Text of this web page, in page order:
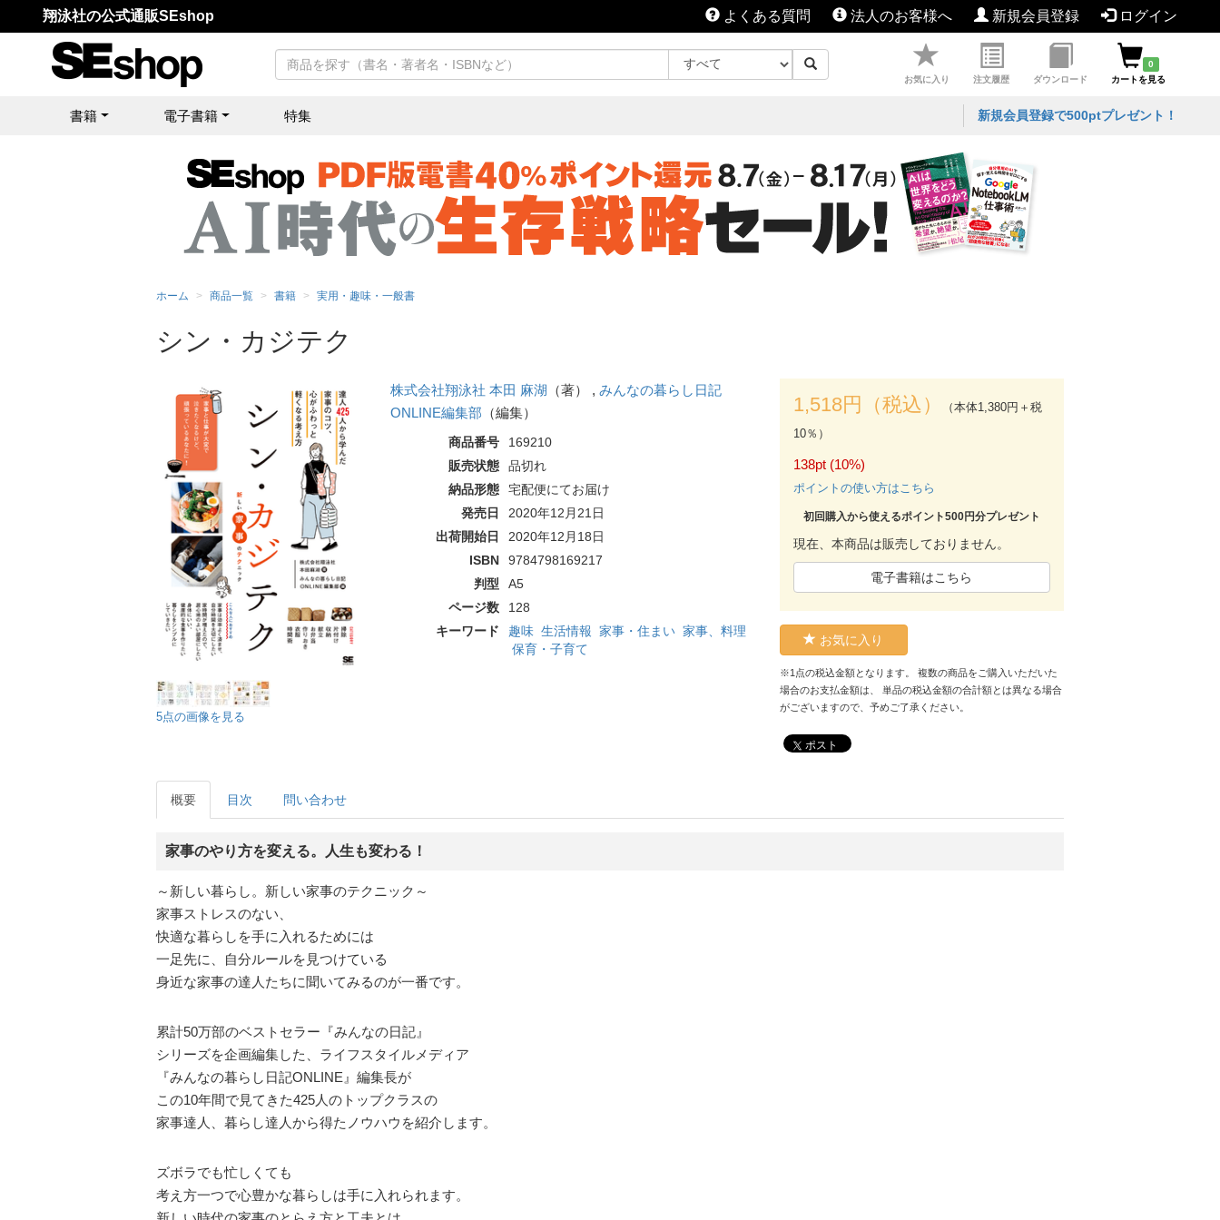
翔泳社の公式通販SEshop よくある質問 法人のお客様へ 新規会員登録 ログイン
お気に入り 注文履歴 ダウンロード
0
カートを見る
書籍 電子書籍 特集 新規会員登録で500ptプレゼント！
ホーム 商品一覧 書籍 実用・趣味・一般書
シン・カジテク
5点の画像を見る
株式会社翔泳社 本田 麻湖 （著） , みんなの暮らし日記
ONLINE編集部 （編集）
商品番号
169210
販売状態
品切れ
納品形態
宅配便にてお届け
発売日
2020年12月21日
出荷開始日
2020年12月18日
ISBN
9784798169217
判型
A5
ページ数
128
キーワード
趣味 生活情報 家事・住まい 家事、料理
保育・子育て
1,518円（税込）
（本体1,380円＋税
10％）
138pt (10%)
ポイントの使い方はこちら
初回購入から使えるポイント500円分プレゼント
現在、本商品は販売しておりません。
電子書籍はこちら
お気に入り
※1点の税込金額となります。 複数の商品をご購入いただいた
場合のお支払金額は、 単品の税込金額の合計額とは異なる場合
がございますので、予めご了承ください。
ポスト
概要 目次 問い合わせ
家事のやり方を変える。人生も変わる！
～新しい暮らし。新しい家事のテクニック～
家事ストレスのない、
快適な暮らしを手に入れるためには
一足先に、自分ルールを見つけている
身近な家事の達人たちに聞いてみるのが一番です。
累計50万部のベストセラー『みんなの日記』
シリーズを企画編集した、ライフスタイルメディア
『みんなの暮らし日記ONLINE』編集長が
この10年間で見てきた425人のトップクラスの
家事達人、暮らし達人から得たノウハウを紹介します。
ズボラでも忙しくても
考え方一つで心豊かな暮らしは手に入れられます。